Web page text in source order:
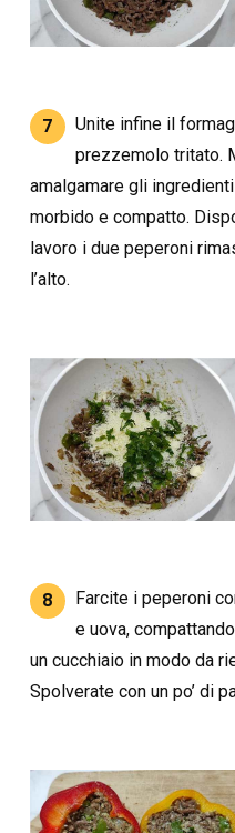
7
Unite infine il
prezzemolo tritato.
amalgamare gli
morbido e compatto.
lavoro i due peperoni
l’alto.
8
Farcite i peperoni
e uova,
un cucchiaio in modo da
Spolverate con un po’ di